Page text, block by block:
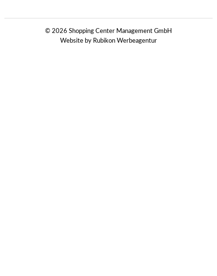
© 2026 Shopping Center Management GmbH
Website by Rubikon Werbeagentur